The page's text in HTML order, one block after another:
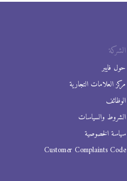
الشركة
حول فايبر
مركز العلامات التجارية
الوظائف
الشروط والسياسات
سياسة الخصوصية
Customer Complaints Code